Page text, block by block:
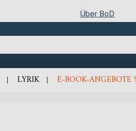
Über BoD
LYRIK E-BOOK-ANGEBOTE